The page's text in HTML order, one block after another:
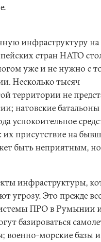
инфраструктуру на
стран НАТО
уже и не нужно с
Несколько тысяч
территории не
натовские батальоны
успокоительное
присутствие на
быть неприятным,
инфраструктуры,
угрозу. Это прежде
ПРО в Румынии
базироваться
военно-морские базы и